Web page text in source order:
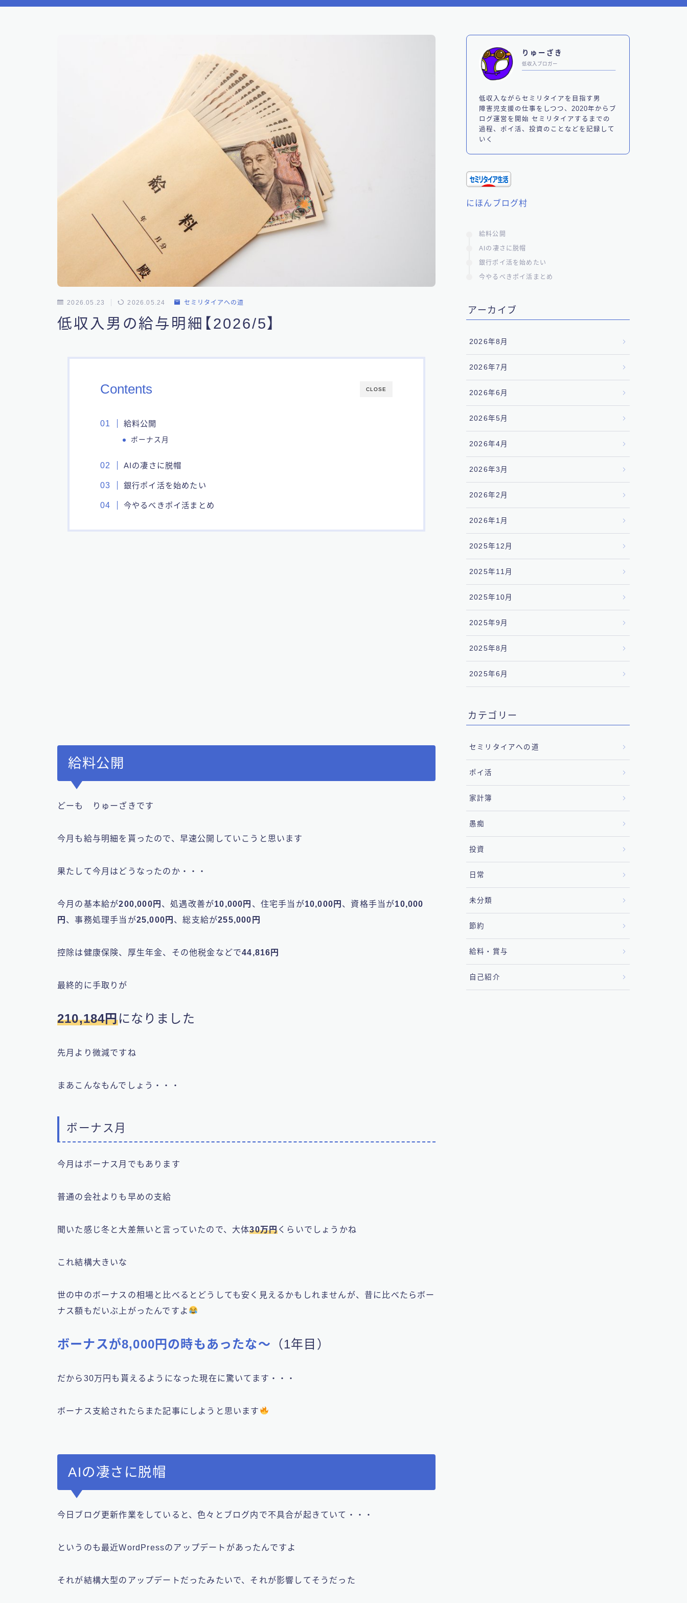
2026.05.23 2026.05.24 セミリタイアへの道
低収入男の給与明細【2026/5】
CLOSE
Contents
給料公開
ボーナス月
AIの凄さに脱帽
銀行ポイ活を始めたい
今やるべきポイ活まとめ
給料公開
どーも りゅーざきです
今月も給与明細を貰ったので、早速公開していこうと思います
果たして今月はどうなったのか・・・
今月の基本給が200,000円 、処遇改善が10,000円 、住宅手当が10,000円 、資格手当が10,000
円 、事務処理手当が25,000円 、総支給が255,000円
控除は健康保険、厚生年金、その他税金などで44,816円
最終的に手取りが
210,184円になりました
先月より微減ですね
まあこんなもんでしょう・・・
ボーナス月
今月はボーナス月でもあります
普通の会社よりも早めの支給
聞いた感じ冬と大差無いと言っていたので、大体30万円くらいでしょうかね
これ結構大きいな
世の中のボーナスの相場と比べるとどうしても安く見えるかもしれませんが、昔に比べたらボー
ナス額もだいぶ上がったんですよ
ボーナスが8,000円の時もあったな〜 （1年目）
だから30万円も貰えるようになった現在に驚いてます・・・
ボーナス支給されたらまた記事にしようと思います
AIの凄さに脱帽
今日ブログ更新作業をしていると、色々とブログ内で不具合が起きていて・・・
というのも最近WordPressのアップデートがあったんですよ
それが結構大型のアップデートだったみたいで、それが影響してそうだった
りゅーざき
低収入ブロガー
低収入ながらセミリタイアを目指す男
障害児支援の仕事をしつつ、2020年からブ
ログ運営を開始 セミリタイアするまでの
過程、ポイ活、投資のことなどを記録して
いく
にほんブログ村
給料公開
AIの凄さに脱帽
銀行ポイ活を始めたい
今やるべきポイ活まとめ
アーカイブ
2026年8月
2026年7月
2026年6月
2026年5月
2026年4月
2026年3月
2026年2月
2026年1月
2025年12月
2025年11月
2025年10月
2025年9月
2025年8月
2025年6月
カテゴリー
セミリタイアへの道
ポイ活
家計簿
愚痴
投資
日常
未分類
節約
給料・賞与
自己紹介